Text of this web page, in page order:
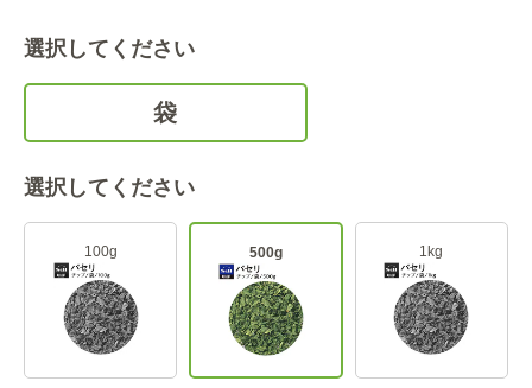
選択してください
袋
選択してください
100g 500g 1kg